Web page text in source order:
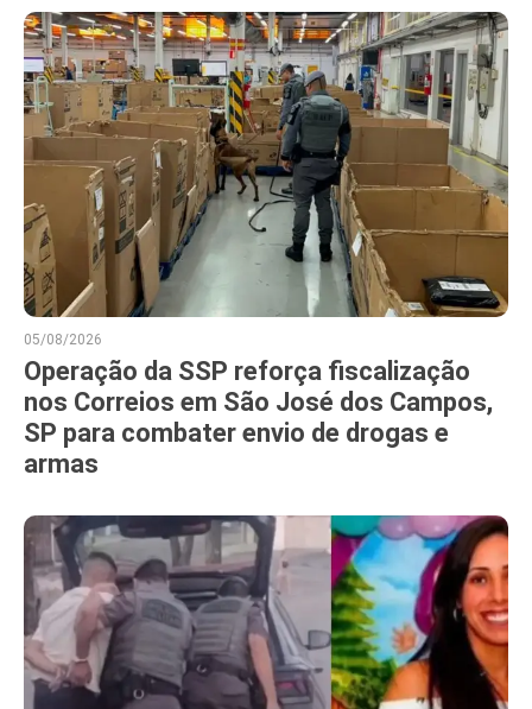
05/08/2026
Operação da SSP reforça fiscalização
nos Correios em São José dos Campos,
SP para combater envio de drogas e
armas